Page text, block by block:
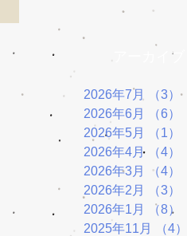
アーカイブ
2026年7月 （3）
2026年6月
（6）
2026年5月
（1）
2026年4月
（4）
2026年3月
（4）
2026年2月
（3）
2026年1月
（8）
2025年11月
（4）